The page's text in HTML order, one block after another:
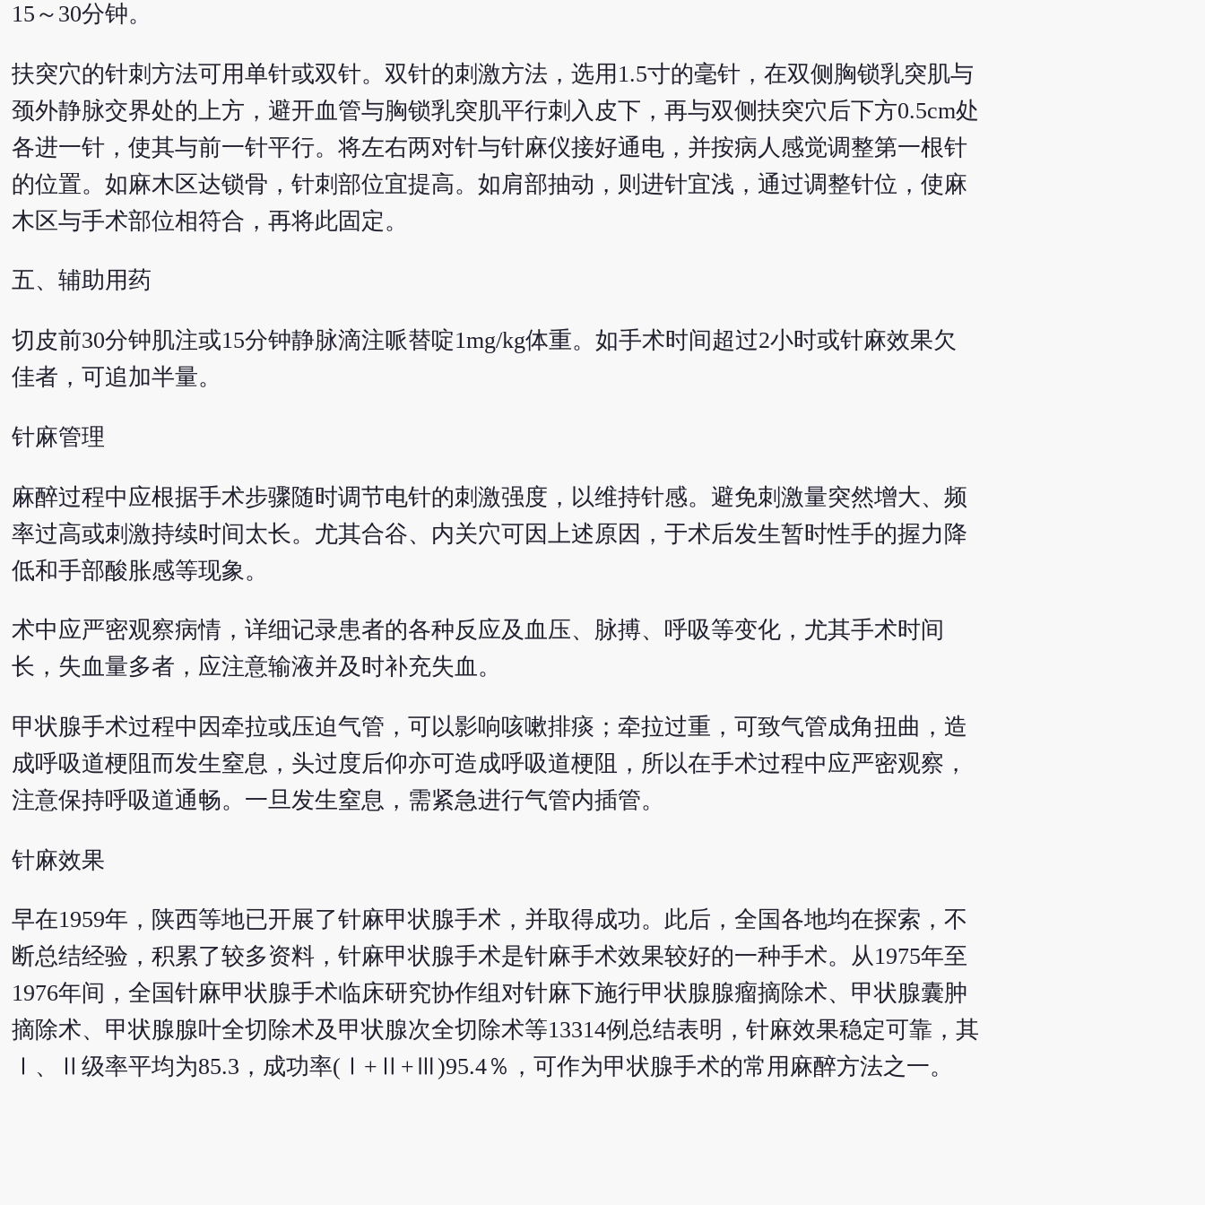
15～30分钟。
扶突穴的针刺方法可用单针或双针。双针的刺激方法，选用1.5寸的毫针，在双侧胸锁乳突肌与
颈外静脉交界处的上方，避开血管与胸锁乳突肌平行刺入皮下，再与双侧扶突穴后下方0.5cm处
各进一针，使其与前一针平行。将左右两对针与针麻仪接好通电，并按病人感觉调整第一根针
的位置。如麻木区达锁骨，针刺部位宜提高。如肩部抽动，则进针宜浅，通过调整针位，使麻
木区与手术部位相符合，再将此固定。
五、辅助用药
切皮前30分钟肌注或15分钟静脉滴注哌替啶1mg/kg体重。如手术时间超过2小时或针麻效果欠
佳者，可追加半量。
针麻管理
麻醉过程中应根据手术步骤随时调节电针的刺激强度，以维持针感。避免刺激量突然增大、频
率过高或刺激持续时间太长。尤其合谷、内关穴可因上述原因，于术后发生暂时性手的握力降
低和手部酸胀感等现象。
术中应严密观察病情，详细记录患者的各种反应及血压、脉搏、呼吸等变化，尤其手术时间
长，失血量多者，应注意输液并及时补充失血。
甲状腺手术过程中因牵拉或压迫气管，可以影响咳嗽排痰；牵拉过重，可致气管成角扭曲，造
成呼吸道梗阻而发生窒息，头过度后仰亦可造成呼吸道梗阻，所以在手术过程中应严密观察，
注意保持呼吸道通畅。一旦发生窒息，需紧急进行气管内插管。
针麻效果
早在1959年，陕西等地已开展了针麻甲状腺手术，并取得成功。此后，全国各地均在探索，不
断总结经验，积累了较多资料，针麻甲状腺手术是针麻手术效果较好的一种手术。从1975年至
1976年间，全国针麻甲状腺手术临床研究协作组对针麻下施行甲状腺腺瘤摘除术、甲状腺囊肿
摘除术、甲状腺腺叶全切除术及甲状腺次全切除术等13314例总结表明，针麻效果稳定可靠，其
Ⅰ、Ⅱ级率平均为85.3，成功率(Ⅰ+Ⅱ+Ⅲ)95.4％，可作为甲状腺手术的常用麻醉方法之一。